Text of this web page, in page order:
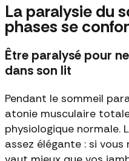
La paralysie du
phases se
Être paralysé pour
dans son lit
Pendant le sommeil
atonie musculaire
physiologique normale.
assez élégante : si vous